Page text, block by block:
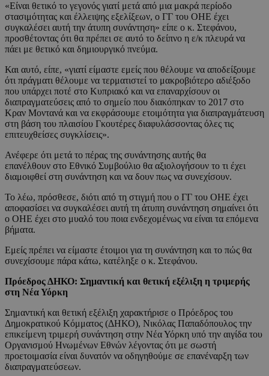
«Είναι θετικό το γεγονός γιατί μετά από μια μακρά περίοδο
στασιμότητας και έλλειψης εξελίξεων, ο ΓΓ του ΟΗΕ έχει
συγκαλέσει αυτή την άτυπη συνάντηση» είπε ο κ. Στεφάνου,
προσθέτοντας ότι θα πρέπει σε αυτό το δείπνο η ε/κ πλευρά να
πάει με θετικό και δημιουργικό πνεύμα.
Και αυτό, είπε, «γιατί είμαστε εμείς που θέλουμε να αποδείξουμε
ότι πράγματι θέλουμε να τερματιστεί το μακροβιότερο αδιέξοδο
που υπάρχει ποτέ στο Κυπριακό και να επαναρχίσουν οι
διαπραγματεύσεις από το σημείο που διακόπηκαν το 2017 στο
Κραν Μοντανά και να εκφράσουμε ετοιμότητα για διαπραγμάτευση
στη βάση του πλαισίου Γκουτέρες διαφυλάσσοντας όλες τις
επιτευχθείσες συγκλίσεις».
Ανέφερε ότι μετά το πέρας της συνάντησης αυτής θα
επανέλθουν στο Εθνικό Συμβούλιο θα αξιολογήσουν το τι έχει
διαμοιφθεί στη συνάντηση και να δουν πως να συνεχίσουν.
Το λέω, πρόσθεσε, διότι από τη στιγμή που ο ΓΓ του ΟΗΕ έχει
αποφασίσει να συγκαλέσει αυτή τη άτυπη συνάντηση σημαίνει ότι
ο ΟΗΕ έχει στο μυαλό του ποια ενδεχομένως να είναι τα επόμενα
βήματα.
Εμείς πρέπει να είμαστε έτοιμοι για τη συνάντηση και το πώς θα
συνεχίσουμε πάρα κάτω, κατέληξε ο κ. Στεφάνου.
Πρόεδρος ΔΗΚΟ: Σημαντική και θετική εξέλιξη η τριμερής
στη Νέα Υόρκη
Σημαντική και θετική εξέλιξη χαρακτήρισε ο Πρόεδρος του
Δημοκρατικού Κόμματος (ΔΗΚΟ), Νικόλας Παπαδόπουλος την
επικείμενη τριμερή συνάντηση στην Νέα Υόρκη υπό την αιγίδα του
Οργανισμού Ηνωμένων Εθνών λέγοντας ότι με σωστή
προετοιμασία είναι δυνατόν να οδηγηθούμε σε επανέναρξη των
διαπραγματεύσεων.